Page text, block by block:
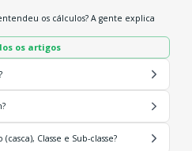
os cálculos? A gente explica
os artigos
Classe e Sub-classe?